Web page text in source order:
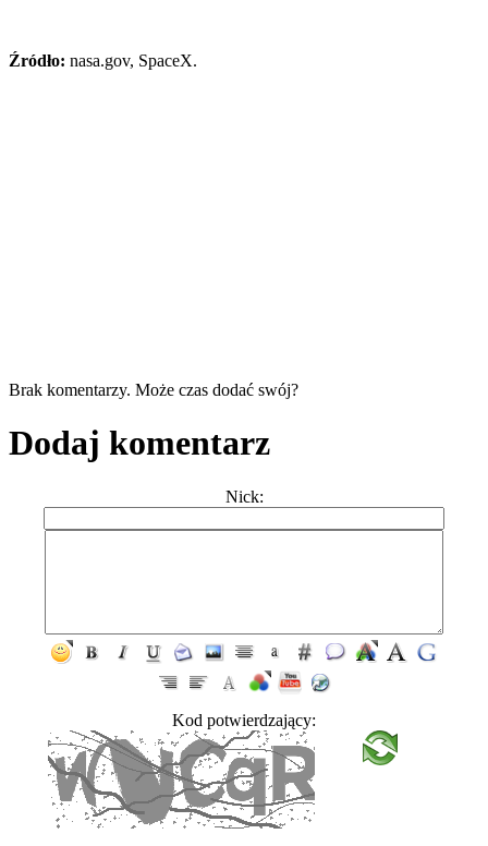
Źródło: nasa.gov, SpaceX.
Brak komentarzy. Może czas dodać swój?
Dodaj komentarz
Nick:
Kod potwierdzający: